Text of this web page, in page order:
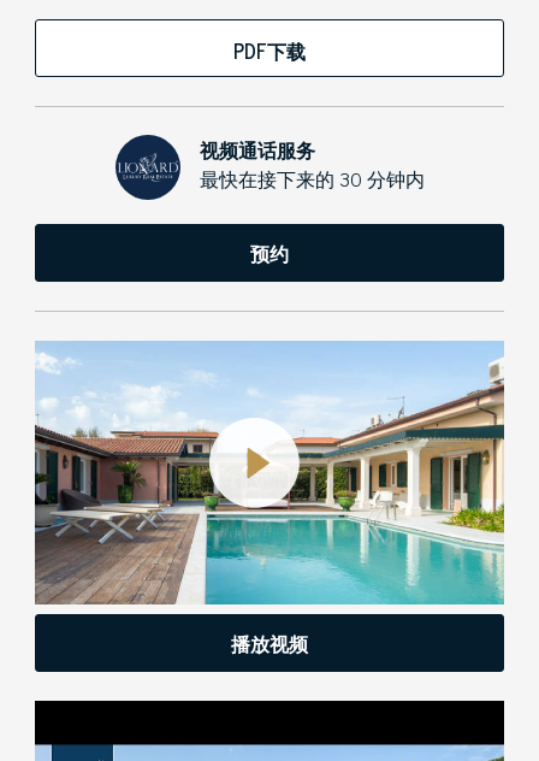
PDF下载
视频通话服务
最快在接下来的 30 分钟内
预约
播放视频